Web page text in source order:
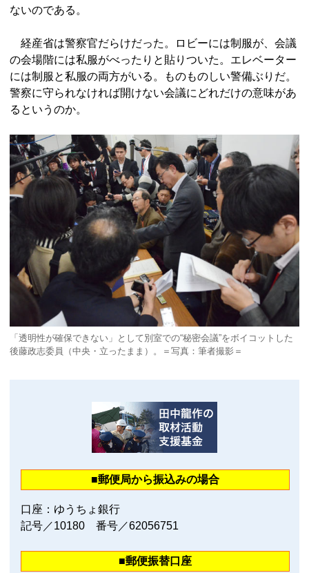
ないのである。
経産省は警察官だらけだった。ロビーには制服が、会議
の会場階には私服がべったりと貼りついた。エレベーター
には制服と私服の両方がいる。ものものしい警備ぶりだ。
警察に守られなければ開けない会議にどれだけの意味があ
るというのか。
「透明性が確保できない」として別室での“秘密会議”をボイコットした
後藤政志委員（中央・立ったまま）。＝写真：筆者撮影＝
■郵便局から振込みの場合
口座：ゆうちょ銀行
記号／10180 番号／62056751
■郵便振替口座